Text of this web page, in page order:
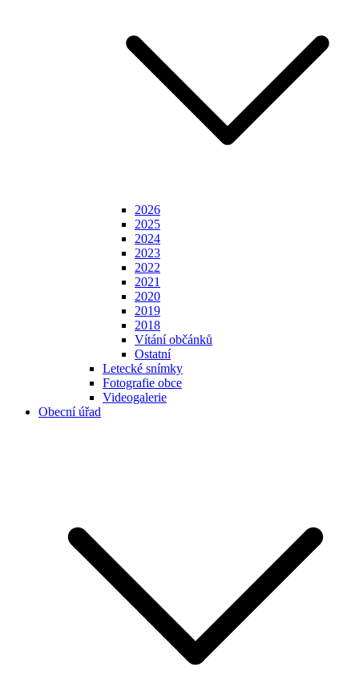
2026
2025
2024
2023
2022
2021
2020
2019
2018
Vítání občánků
Ostatní
Letecké snímky
Fotografie obce
Videogalerie
Obecní úřad